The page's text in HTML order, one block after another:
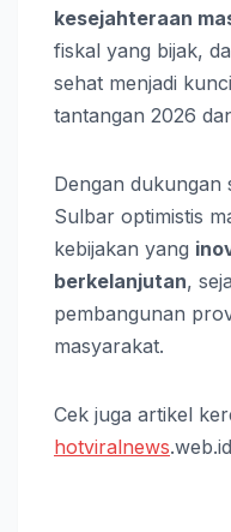
kesejahteraan
fiskal yang bijak,
sehat menjadi
tantangan 2026
Dengan dukungan
Sulbar optimistis
kebijakan yang
berkelanjutan,
pembangunan
masyarakat.
Cek juga artikel
hotviralnews.web.id